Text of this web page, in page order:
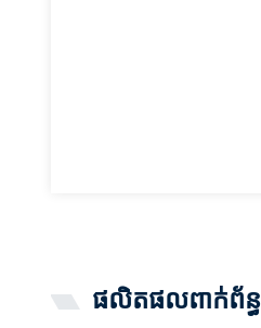
ផលិតផលពាក់ព័ន្ធ